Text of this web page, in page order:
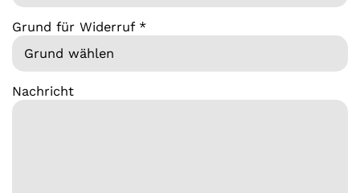
Grund für Widerruf *
Nachricht